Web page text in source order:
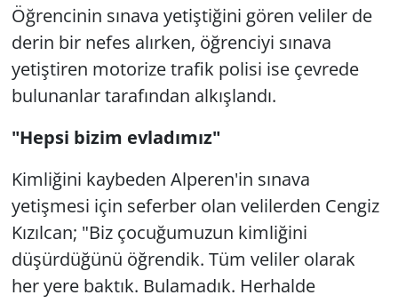
Öğrencinin sınava yetiştiğini gören veliler de
derin bir nefes alırken, öğrenciyi sınava
yetiştiren motorize trafik polisi ise çevrede
bulunanlar tarafından alkışlandı.
"Hepsi bizim evladımız"
Kimliğini kaybeden Alperen'in sınava
yetişmesi için seferber olan velilerden Cengiz
Kızılcan; "Biz çocuğumuzun kimliğini
düşürdüğünü öğrendik. Tüm veliler olarak
her yere baktık. Bulamadık. Herhalde